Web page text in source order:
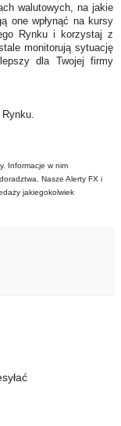
walutowych, na jakie
one wpłynąć na kursy
Rynku i korzystaj z
monitorują sytuację
dla Twojej firmy
Informacje w nim
Nasze Alerty FX i
jakiegokolwiek